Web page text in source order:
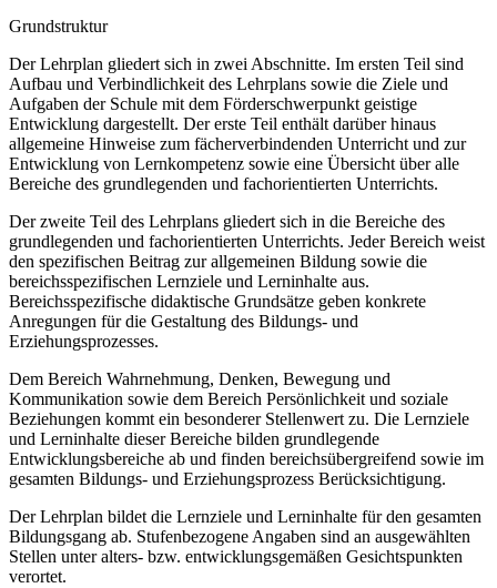
Grundstruktur
Der Lehrplan gliedert sich in zwei Abschnitte. Im ersten Teil sind
Aufbau und Verbindlichkeit des Lehrplans sowie die Ziele und
Aufgaben der Schule mit dem Förderschwerpunkt geistige
Entwicklung dargestellt. Der erste Teil enthält darüber hinaus
allgemeine Hinweise zum fächerverbindenden Unterricht und zur
Entwicklung von Lernkompetenz sowie eine Übersicht über alle
Bereiche des grundlegenden und fachorientierten Unterrichts.
Der zweite Teil des Lehrplans gliedert sich in die Bereiche des
grundlegenden und fachorientierten Unterrichts. Jeder Bereich weist
den spezifischen Beitrag zur allgemeinen Bildung sowie die
bereichsspezifischen Lernziele und Lerninhalte aus.
Bereichsspezifische didaktische Grundsätze geben konkrete
Anregungen für die Gestaltung des Bildungs- und
Erziehungsprozesses.
Dem Bereich Wahrnehmung, Denken, Bewegung und
Kommunikation sowie dem Bereich Persönlichkeit und soziale
Beziehungen kommt ein besonderer Stellenwert zu. Die Lernziele
und Lerninhalte dieser Bereiche bilden grundlegende
Entwicklungsbereiche ab und finden bereichsübergreifend sowie im
gesamten Bildungs- und Erziehungsprozess Berücksichtigung.
Der Lehrplan bildet die Lernziele und Lerninhalte für den gesamten
Bildungsgang ab. Stufenbezogene Angaben sind an ausgewählten
Stellen unter alters- bzw. entwicklungsgemäßen Gesichtspunkten
verortet.